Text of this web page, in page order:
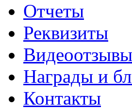
Отчеты
Реквизиты
Видеоотзывы
Награды и
Контакты